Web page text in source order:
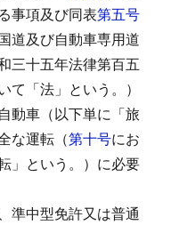
事項及び同表第五号
道及び自動車専用道
和三十五年法律第百五
て「法」という。）
動車（以下単に「旅
な運転（第十号にお
」という。）に必要
準中型免許又は普通